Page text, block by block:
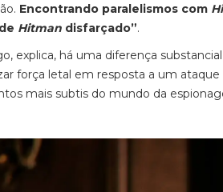
Encontrando paralelismos com
Hitman disfarçado”.
explica, há uma diferença
força letal em resposta a um
mais subtis do mundo da